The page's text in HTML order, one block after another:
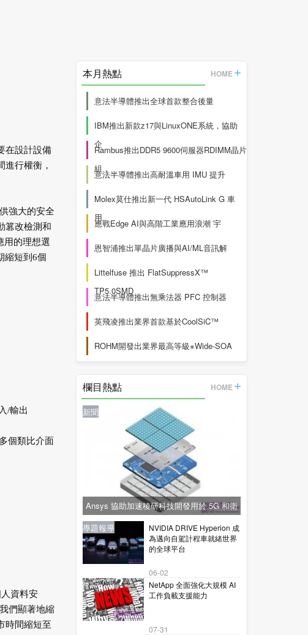
在設計設備
行權衡，
強大的安全
篡改檢測和
用的理想選
縮短到6個
/輸出
個類比介面
資料安
們顯著地縮
時間縮短至
本月熱點 HOME
意法半導體推出全球首款整合後量
IBM推出新款z17與LinuxONE系統，協助
企
Rambus推出DDR5 9600伺服器RDIMM晶片
組，
意法半導體推出高耐溫車用 IMU 提升
Molex莫仕推出新一代 HSAutoLink G 車
用
應戰Edge AI與高階工業應用浪潮 宇
恩智浦推出單晶片廣播與AI/ML音訊解
Littelfuse 推出 FlatSuppressX™
TP5.0SMD
意法半導體推出無乘法器 PFC 控制器
英飛凌推出業界首款基於CoolSiC™
ROHM開發出業界最高等級※Wide-SOA
的
欄目熱點 HOME
新聞
Ansys 協助加速稜研科技開發用於 5G 和衛
星通訊的下一代毫米波技術
新聞
NVIDIA DRIVE Hyperion 成
為邁向自駕計程車就緒世界
的全球平台
06-02
新聞
NetApp 全面強化大規模 AI
工作負載支援能力
07-31
專題報導
新聞
專題報導